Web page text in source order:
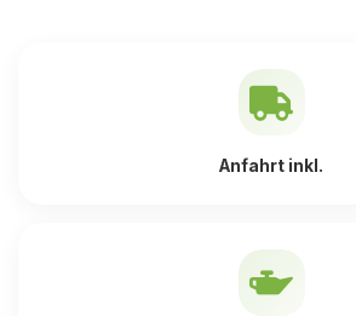
Anfahrt inkl.